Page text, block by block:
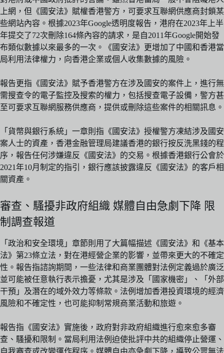
上網，但《國安法》賦權香港警方，可要求互聯網供應商封鎖某
些網站內容。根據2023年Google透明度報告，港府在2023年上半
年提交了72次刪除164條內容的請求，是自2011年Google開始發
布類似數據以來最多的一次。《國安法》更增加了中國和香港當
局利用法律權力，向香港企業或個人收集數據的風險。
報告更指《國安法》賦予香港警方在涉及國安的案件上，進行無
需搜查令的電子監控及搜索的權力，包括搜查電子設備，警方甚
至可要求互聯網服務供應商，提供或刪除這些案件的相關訊息。
「貨幣與銀行系統」一章則指《國安法》授權警方凍結涉及國安
案人士的資產，香港金融管理局建議香港的銀行按反洗黑錢的程
序，報告任何涉嫌違反《國安法》的交易。根據香港銀行公會於
2021年10月制定的指引，銀行應該披露違反《國安法》的客戶相
關資產。
審查、騷擾非政府組織 媒體自由急劇下降 限
制調查報道
「政治和安全環境」章節則用了大篇幅描述《國安法》和《基本
法》第23條立法，對在港經營企業的影響，並帶來更大的不確定
性。報告指諮詢期間，一些法律和商業團體對法例定義過於廣泛
並可能被任意執行表示擔憂，尤其是涉及「國家機密」、「外部
干預」及潛在的域外效力等條款。法例增加香港投資環境的經濟
風險和不確定性，也可能抑制常規商業活動和旅遊。
報告指《國安法》實施後，政府對非政府組織進行愈來愈多審
查、騷擾和限制。當局利用法例迫使批評中共的組織停止營運、